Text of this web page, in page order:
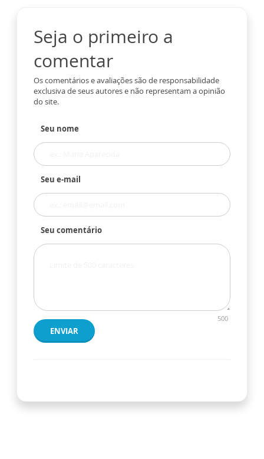
Seja o primeiro a
comentar
Os comentários e avaliações são de responsabilidade
exclusiva de seus autores e não representam a opinião
do site.
Seu nome
Seu e-mail
Seu comentário
500
ENVIAR